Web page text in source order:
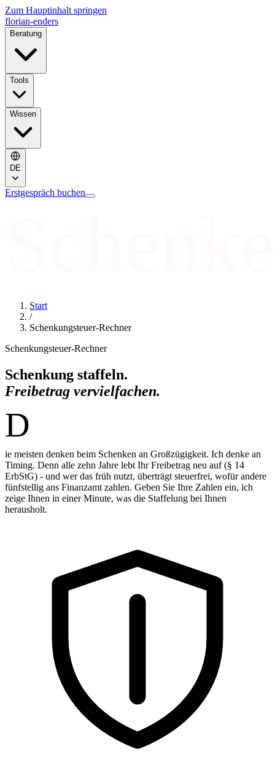
Zum Hauptinhalt springen
florian-enders
Beratung
Tools
Wissen
DE
Erstgespräch buchen
Start
/
Schenkungsteuer-Rechner
Schenkungsteuer-Rechner
Schenkung staffeln.
Freibetrag vervielfachen.
D
ie meisten denken beim Schenken an Großzügigkeit. Ich denke an
Timing. Denn alle zehn Jahre lebt Ihr Freibetrag neu auf (§ 14
ErbStG) - und wer das früh nutzt, überträgt steuerfrei, wofür andere
fünfstellig ans Finanzamt zahlen. Geben Sie Ihre Zahlen ein, ich
zeige Ihnen in einer Minute, was die Staffelung bei Ihnen
herausholt.